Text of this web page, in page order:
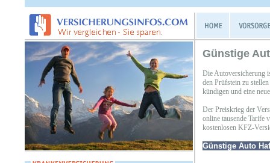
Günstige
Die Autoversicherung
den Prüfstein zu
kündigen und eine
Der Preiskrieg der
online tausende Tarife
kostenlosen KFZ-
Günstige Auto